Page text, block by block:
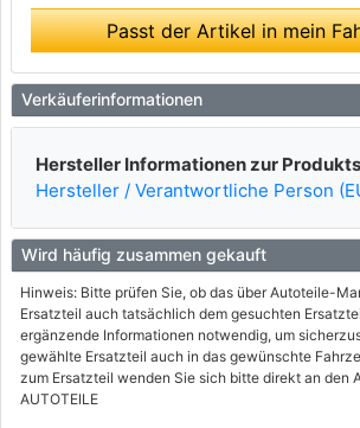
Passt der Artikel in mein
Verkäuferinformationen
Hersteller Informationen zur
Hersteller / Verantwortliche Person
Wird häufig zusammen gekauft
Hinweis: Bitte prüfen Sie, ob das über Autoteile-
Ersatzteil auch tatsächlich dem gesuchten
ergänzende Informationen notwendig, um
gewählte Ersatzteil auch in das gewünschte
zum Ersatzteil wenden Sie sich bitte direkt an den
AUTOTEILE